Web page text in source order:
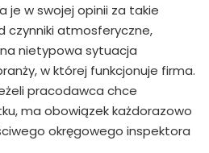
je w swojej opinii za takie
czynniki atmosferyczne,
nietypowa sytuacja
w której funkcjonuje firma.
pracodawca chce
ma obowiązek każdorazowo
okręgowego inspektora